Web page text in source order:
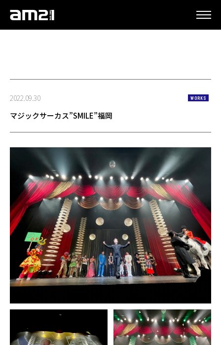
2022.09.30 WORKS
マジックサーカス”SMILE”福岡